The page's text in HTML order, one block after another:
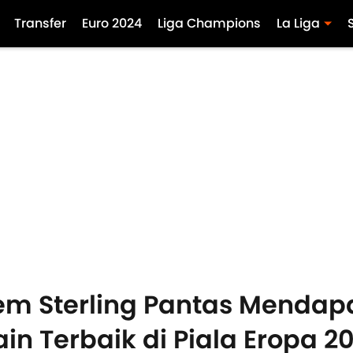
Transfer Euro 2024 Liga Champions La Liga
Sterling Pantas
Terbaik di Piala Eropa